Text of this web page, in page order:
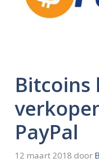
Bitcoins
PayPal
12 maart 2018 door